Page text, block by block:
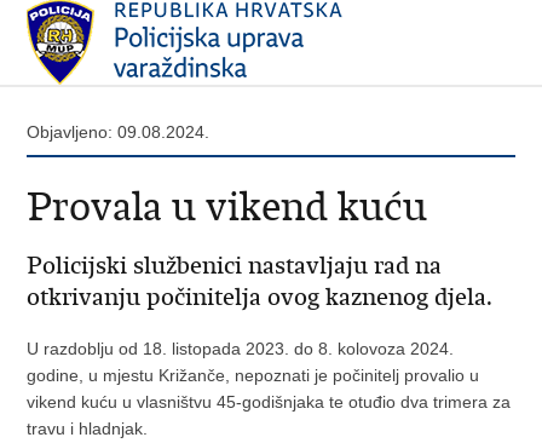
Objavljeno: 09.08.2024.
Provala u vikend kuću
Policijski službenici nastavljaju rad na
otkrivanju počinitelja ovog kaznenog djela.
U razdoblju od 18. listopada 2023. do 8. kolovoza 2024.
godine, u mjestu Križanče, nepoznati je počinitelj provalio u
vikend kuću u vlasništvu 45-godišnjaka te otuđio dva trimera za
travu i hladnjak.